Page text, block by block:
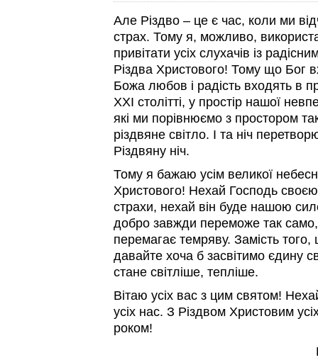
Але Різдво – це є час, коли ми
страх. Тому я, можливо,
привітати усіх слухачів із
Різдва Христового! Тому що Бог
Божа любов і радість входять в
ХХІ столітті, у простір нашої
які ми порівнюємо з простором
різдвяне світло. І та ніч
Різдвяну ніч.
Тому я бажаю усім великої
Христового! Нехай Господь
страхи, нехай він буде нашою
добро завжди переможе так само,
перемагає темряву. Замість
давайте хоча б засвітимо єдину
стане світліше, тепліше.
Вітаю усіх вас з цим святом!
усіх нас. З Різдвом Христовим
роком!